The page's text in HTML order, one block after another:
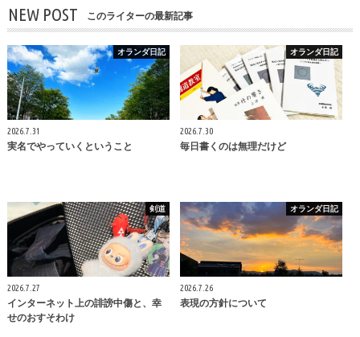
NEW POST このライターの最新記事
オランダ日記
2026.7.31
実名でやっていくということ
オランダ日記
2026.7.30
毎日書くのは無理だけど
剣道
2026.7.27
インターネット上の誹謗中傷と、幸
せのおすそわけ
オランダ日記
2026.7.26
表現の方針について